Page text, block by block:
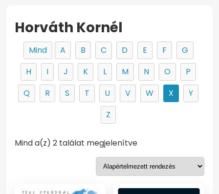
Horváth Kornél
Mind A B C D E F
G
H
I J K L M N O
P
Q
R S T U V W X
Y
Z
Mind a(z) 2 találat megjelenítve